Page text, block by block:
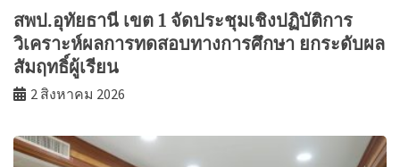
สพป.อุทัยธานี เขต 1 จัดประชุมเชิงปฏิบัติการ
วิเคราะห์ผลการทดสอบทางการศึกษา ยกระดับผล
สัมฤทธิ์ผู้เรียน
2 สิงหาคม 2026